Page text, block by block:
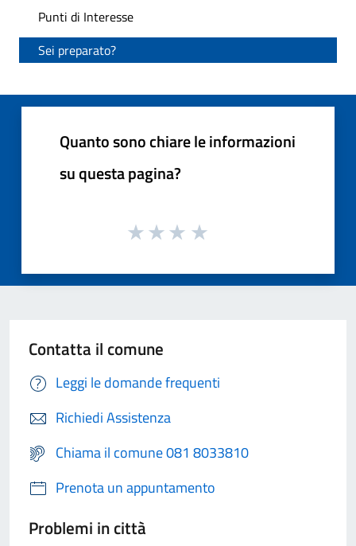
Punti di Interesse
Sei preparato?
Quanto sono chiare le informazioni
su questa pagina?
Contatta il comune
Leggi le domande frequenti
Richiedi Assistenza
Chiama il comune 081 8033810
Prenota un appuntamento
Problemi in città